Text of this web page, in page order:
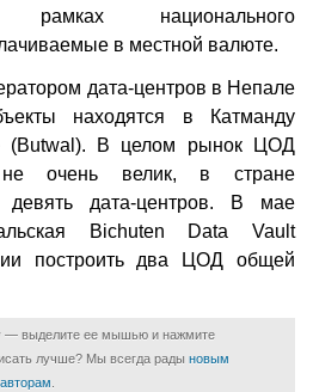
национального
в местной валюте.
дата-центров в Непале
находятся в Катманду
(Butwal). В целом рынок ЦОД
очень велик, в стране
девять дата-центров. В мае
Bichuten Data Vault
построить два ЦОД общей
— выделите ее мышью и нажмите
лучше? Мы всегда рады новым
авторам